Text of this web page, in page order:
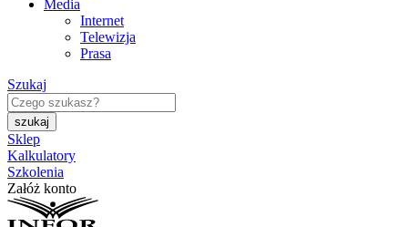
Media
Internet
Telewizja
Prasa
Szukaj
Sklep
Kalkulatory
Szkolenia
Załóż konto